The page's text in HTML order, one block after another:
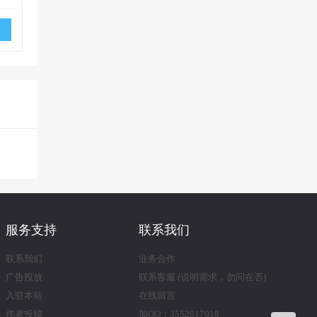
服务支持
联系我们
广告投放
入驻本站
作者投稿
联系我们
业务合作
联系客服 (说明需求，勿问在否)
在线留言
加QQ：3552017018